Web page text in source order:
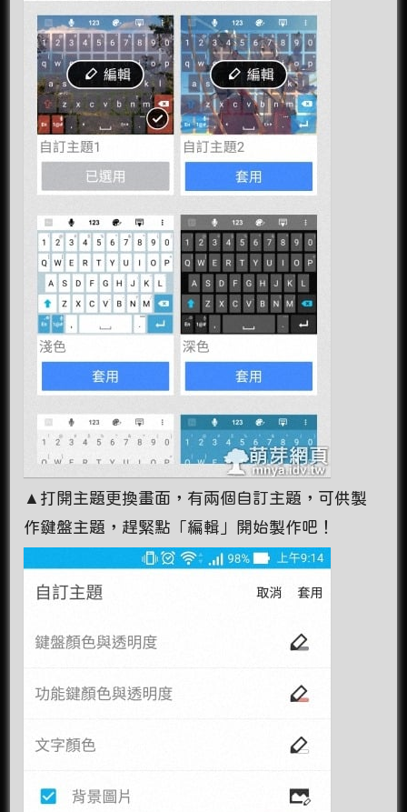
▲打開主題更換畫面，有兩個自訂主題，可供製
作鍵盤主題，趕緊點「編輯」開始製作吧！